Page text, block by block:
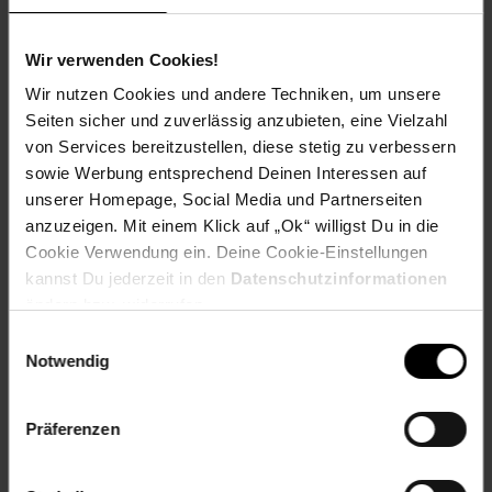
Wir verwenden Cookies!
Wir nutzen Cookies und andere Techniken, um unsere
Seiten sicher und zuverlässig anzubieten, eine Vielzahl
von Services bereitzustellen, diese stetig zu verbessern
sowie Werbung entsprechend Deinen Interessen auf
unserer Homepage, Social Media und Partnerseiten
anzuzeigen. Mit einem Klick auf „Ok“ willigst Du in die
Cookie Verwendung ein. Deine Cookie-Einstellungen
kannst Du jederzeit in den Datenschutzinformationen
Notwendig
Präferenzen
Kyocera FS-1118 MFP,
EAR_Marke: Peach
Elektroprodukt: Ja
Kapazität in Seiten: 7200
OEM Artikelnummer: TK-18
OEM Hersteller: Kyocera
WEEE_Nummer: DE60366366
Wiederaufbereitet: Wiederaufbereitetes Produkt
Druckerpatronen